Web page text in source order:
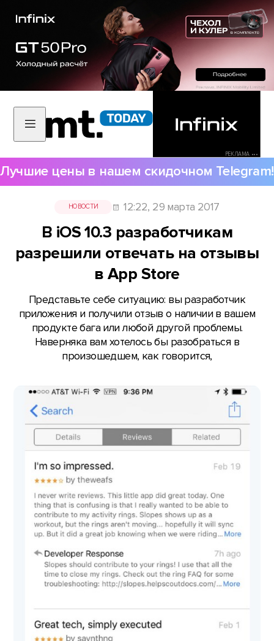
РЕКЛАМА •••
Лучшие цены в нашем скидочном Telegram!
НОВОСТИ 12:22, 29 марта 2017
В iOS 10.3 разработчикам
разрешили отвечать на отзывы
в App Store
Представьте себе ситуацию: вы разработчик
приложения и получили отзыв о наличии в вашем
продукте бага или любой другой проблемы.
Наверняка вам хотелось бы разобраться в
произошедшем, как говорится,